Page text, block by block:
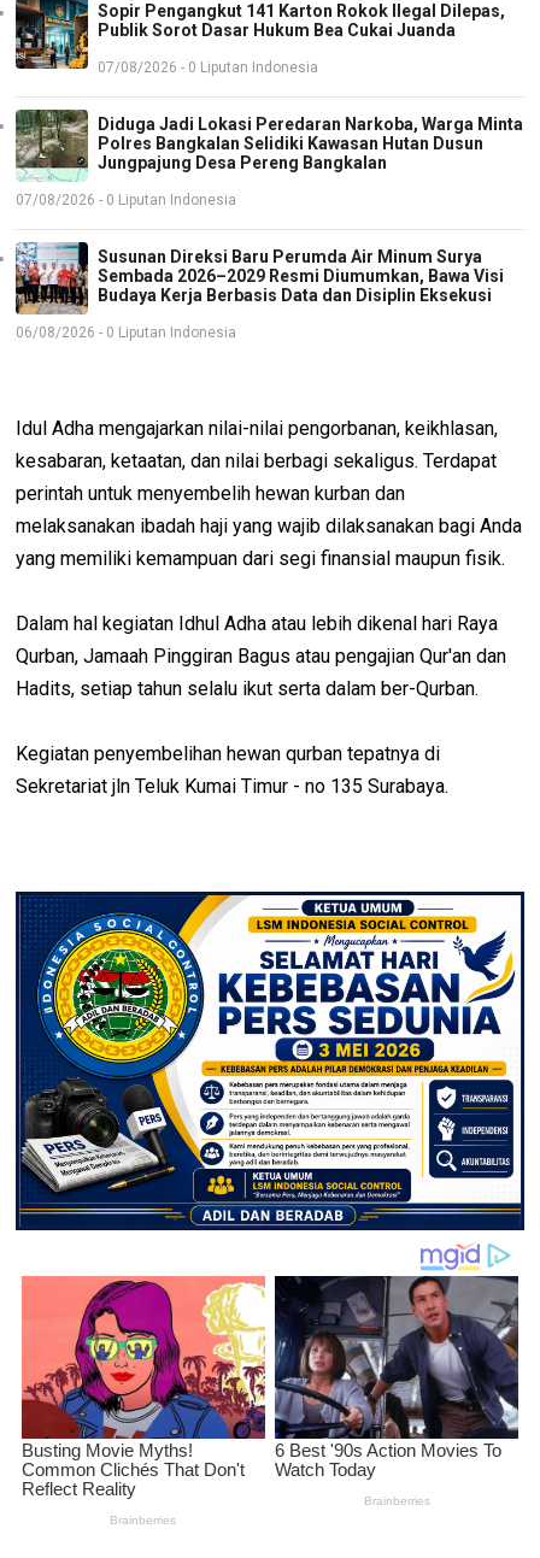
Sopir Pengangkut 141 Karton Rokok Ilegal Dilepas,
Publik Sorot Dasar Hukum Bea Cukai Juanda
07/08/2026 - 0 Liputan Indonesia
Diduga Jadi Lokasi Peredaran Narkoba, Warga Minta
Polres Bangkalan Selidiki Kawasan Hutan Dusun
Jungpajung Desa Pereng Bangkalan
07/08/2026 - 0 Liputan Indonesia
Susunan Direksi Baru Perumda Air Minum Surya
Sembada 2026–2029 Resmi Diumumkan, Bawa Visi
Budaya Kerja Berbasis Data dan Disiplin Eksekusi
06/08/2026 - 0 Liputan Indonesia
Idul Adha mengajarkan nilai-nilai pengorbanan, keikhlasan,
kesabaran, ketaatan, dan nilai berbagi sekaligus. Terdapat
perintah untuk menyembelih hewan kurban dan
melaksanakan ibadah haji yang wajib dilaksanakan bagi Anda
yang memiliki kemampuan dari segi finansial maupun fisik.
Dalam hal kegiatan Idhul Adha atau lebih dikenal hari Raya
Qurban, Jamaah Pinggiran Bagus atau pengajian Qur'an dan
Hadits, setiap tahun selalu ikut serta dalam ber-Qurban.
Kegiatan penyembelihan hewan qurban tepatnya di
Sekretariat jln Teluk Kumai Timur - no 135 Surabaya.